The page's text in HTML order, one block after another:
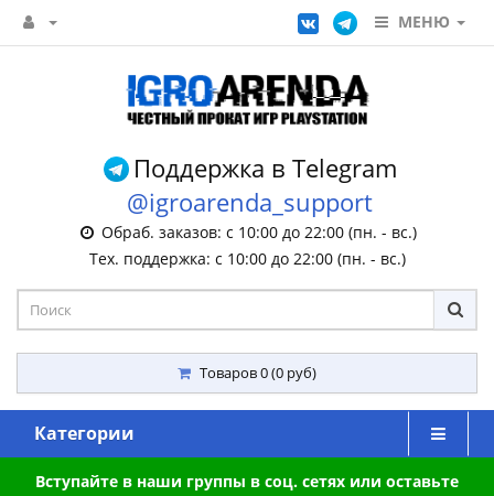
МЕНЮ
Поддержка в Telegram
@igroarenda_support
Обраб. заказов: с 10:00 до 22:00 (пн. - вс.)
Тех. поддержка: с 10:00 до 22:00 (пн. - вс.)
Товаров 0 (0 руб)
Категории
Вступайте в наши группы в соц. сетях или оставьте